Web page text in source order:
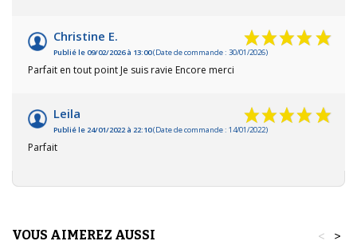
Christine E.
Publié le 09/02/2026 à 13:00(Date de commande : 30/01/2026)
Parfait en tout point Je suis ravie Encore merci
Leila
Publié le 24/01/2022 à 22:10(Date de commande : 14/01/2022)
Parfait
VOUS AIMEREZ AUSSI >
<